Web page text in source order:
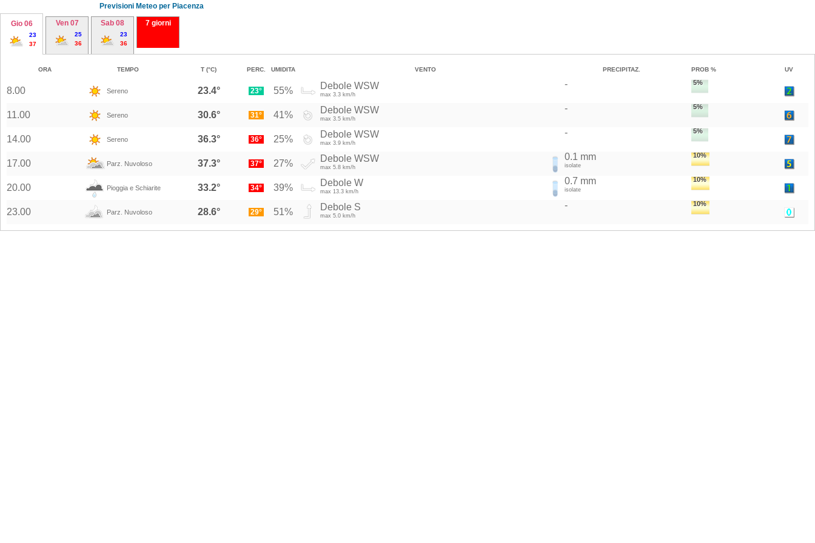
Previsioni Meteo per Piacenza
Gio 06
23
37
Ven 07
25
36
Sab 08
23
36
7 giorni
ORA TEMPO T (°C) PERC. UMIDITA VENTO PRECIPITAZ. PROB % UV
8.00 Sereno 23.4° 23° 55% Debole WSW
max 3.3 km/h
- 5%
11.00 Sereno 30.6° 31° 41% Debole WSW
max 3.5 km/h
- 5%
14.00 Sereno 36.3° 36° 25% Debole WSW
max 3.9 km/h
- 5%
17.00 Parz. Nuvoloso 37.3° 37° 27% Debole WSW
max 5.8 km/h
0.1 mm
isolate
10%
20.00 Pioggia e Schiarite 33.2° 34° 39% Debole W
max 13.3 km/h
0.7 mm
isolate
10%
23.00 Parz. Nuvoloso 28.6° 29° 51% Debole S
max 5.0 km/h
- 10%